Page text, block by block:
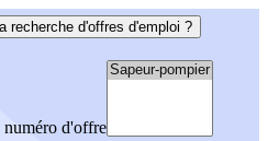
recherche d'offres d'emploi ?
numéro d'offre